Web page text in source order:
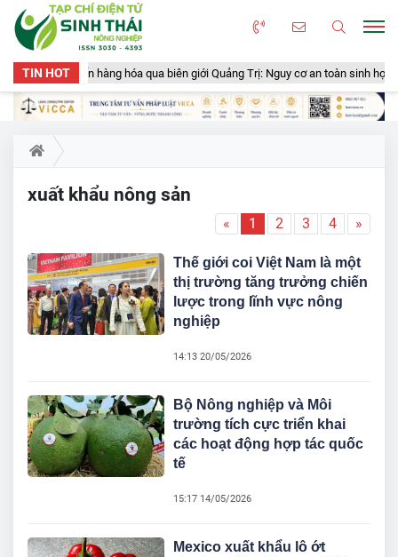
TIN HOT
gần 50 tấn hàng hóa qua biên giới Quảng Trị: Nguy cơ an toàn sinh học, an
xuất khẩu nông sản
« 1 2 3 4 »
Thế giới coi Việt Nam là một
thị trường tăng trưởng chiến
lược trong lĩnh vực nông
nghiệp
14:13 20/05/2026
Bộ Nông nghiệp và Môi
trường tích cực triển khai
các hoạt động hợp tác quốc
tế
15:17 14/05/2026
Mexico xuất khẩu lô ớt